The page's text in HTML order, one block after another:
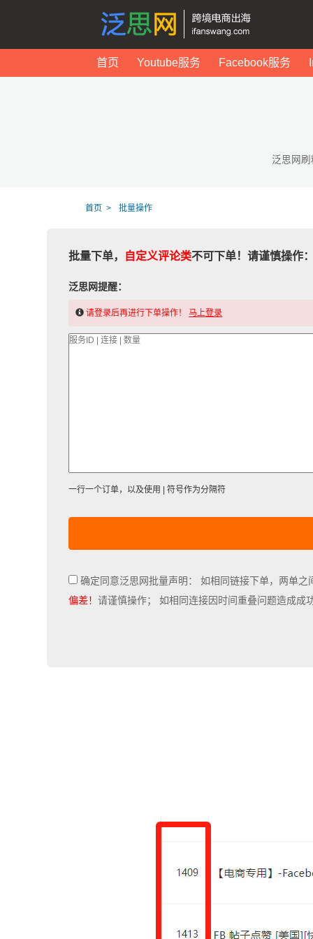
首页 Youtube服务 Facebook服务
泛思网
首页 批量操作
批量下单， 自定义评论类不可下单！请谨慎操作
泛思网提醒：
请登录后再进行下单操作！ 马上登录
一行一个订单，以及使用 | 符号作为分隔符
确定同意泛思网批量声明： 如相同链接下单，两单
偏差！请谨慎操作； 如相同连接因时间重叠问题造成成